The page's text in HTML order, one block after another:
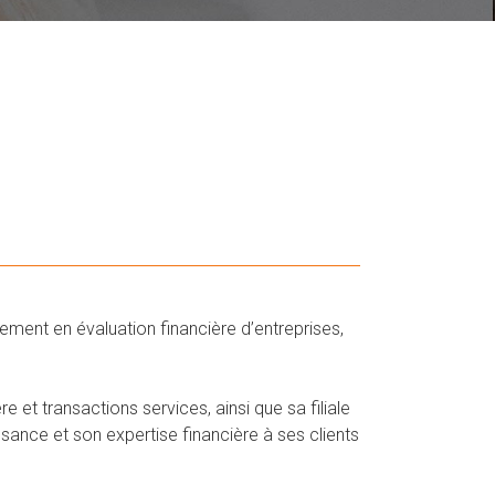
en évaluation financière d’entreprises,
et transactions services, ainsi que sa filiale
et son expertise financière à ses clients